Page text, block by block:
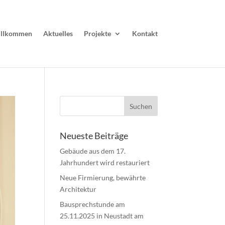
Aktuelles Projekte Kontakt
Neueste Beiträge
Gebäude aus dem 17.
Jahrhundert wird restauriert
Neue Firmierung, bewährte
Architektur
Bausprechstunde am
25.11.2025 in Neustadt am